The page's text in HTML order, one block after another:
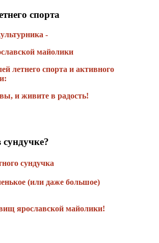
спорта
-
майолики
летнего спорта и активного
и живите в радость!
сундучка
(или даже большое)
ярославской майолики!